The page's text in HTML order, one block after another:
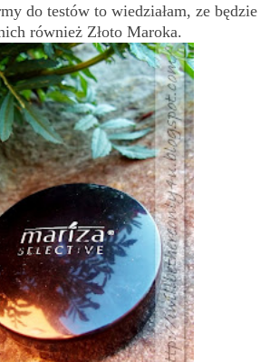
do testów to wiedziałam, ze będzie
również Złoto Maroka.